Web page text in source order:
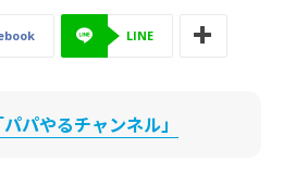
LINE
パやるチャンネル」